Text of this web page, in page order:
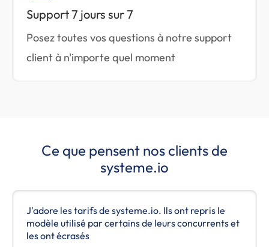
Support 7 jours sur 7
Posez toutes vos questions à notre support
client à n'importe quel moment
Ce que pensent nos clients de
systeme.io
J'adore les tarifs de systeme.io. Ils ont repris le
modèle utilisé par certains de leurs concurrents et
les ont écrasés